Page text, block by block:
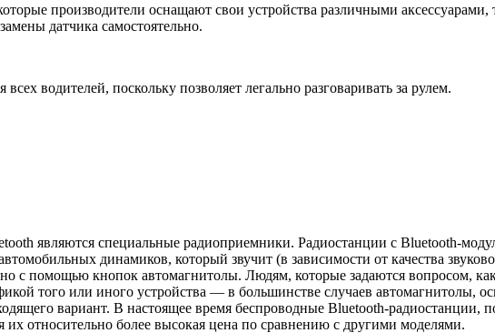
производители оснащают свои устройства различными
датчика самостоятельно.
водителей, поскольку позволяет легально разговаривать за рулем.
являются специальные радиоприемники. Радиостанции с Bluetooth-
динамиков, который звучит (в зависимости от качества
с помощью кнопок автомагнитолы. Людям, которые задаются вопросом,
того или иного устройства — в большинстве случаев автомагнитолы,
вариант. В настоящее время беспроводные Bluetooth-радиостанции,
относительно более высокая цена по сравнению с другими моделями.